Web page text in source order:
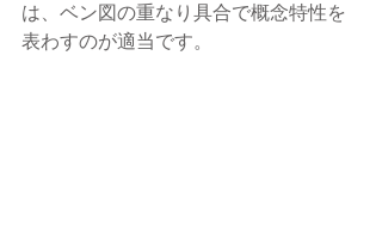
は、ベン図の重なり具合で概念特性を
表わすのが適当です。